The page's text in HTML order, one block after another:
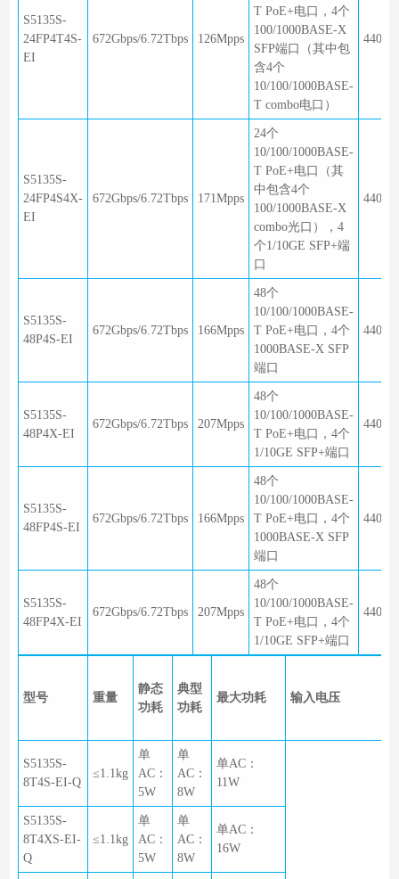
S5135S-
24FP4T4S-
EI
672Gbps/6.72Tbps 126Mpps
T PoE+电口，4个
100/1000BASE-X
SFP端口（其中包
含4个
10/100/1000BASE-
T combo电口）
S5135S-
24FP4S4X-
EI
672Gbps/6.72Tbps 171Mpps
24个
10/100/1000BASE-
T PoE+电口（其
中包含4个
100/1000BASE-X
combo光口），4
个1/10GE SFP+端
口
S5135S-
48P4S-EI
672Gbps/6.72Tbps 166Mpps
48个
10/100/1000BASE-
T PoE+电口，4个
1000BASE-X SFP
端口
S5135S-
48P4X-EI
672Gbps/6.72Tbps 207Mpps
48个
10/100/1000BASE-
T PoE+电口，4个
1/10GE SFP+端口
S5135S-
48FP4S-EI
672Gbps/6.72Tbps 166Mpps
48个
10/100/1000BASE-
T PoE+电口，4个
1000BASE-X SFP
端口
S5135S-
48FP4X-EI
672Gbps/6.72Tbps 207Mpps
48个
10/100/1000BASE-
T PoE+电口，4个
1/10GE SFP+端口
型号 重量
静态
功耗
典型
功耗
最大功耗 输入电压
S5135S-
8T4S-EI-Q
≤1.1kg
单
AC：
5W
单
AC：
8W
单AC：
11W
S5135S-
8T4XS-EI-
Q
≤1.1kg
单
AC：
5W
单
AC：
8W
单AC：
16W